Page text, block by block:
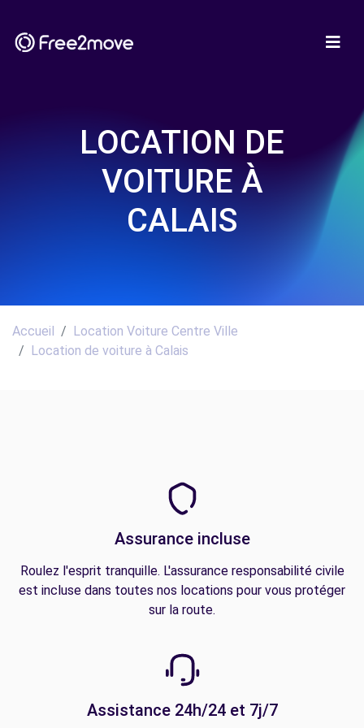
LOCATION DE
VOITURE À
CALAIS
Accueil
Location Voiture Centre Ville
Location de voiture à Calais
Assurance incluse
Roulez l'esprit tranquille. L'assurance responsabilité civile
est incluse dans toutes nos locations pour vous protéger
sur la route.
Assistance 24h/24 et 7j/7